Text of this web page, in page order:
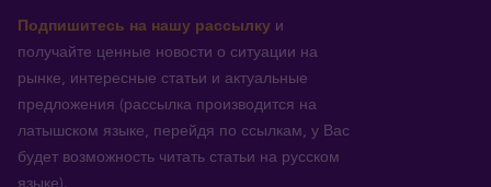
Подпишитесь на нашу рассылку и
получайте ценные новости о ситуации на
рынке, интересные статьи и актуальные
предложения (рассылка производится на
латышском языке, перейдя по ссылкам, у Вас
будет возможность читать статьи на русском
языке).